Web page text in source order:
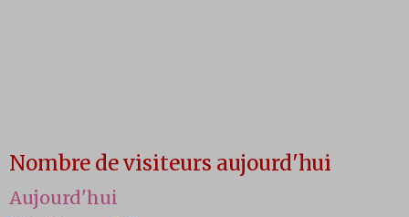
Nombre de visiteurs aujourd'hui
Aujourd'hui